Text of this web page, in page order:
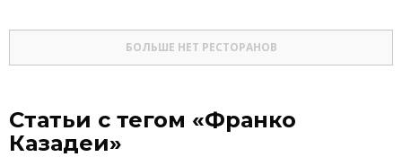
БОЛЬШЕ НЕТ РЕСТОРАНОВ
Статьи с тегом «Франко
Казадеи»